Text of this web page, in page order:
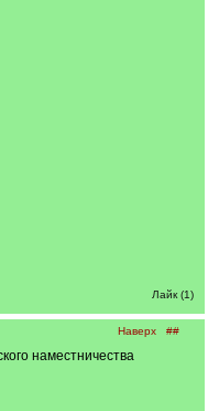
Лайк (1)
Наверх ##
наместничества